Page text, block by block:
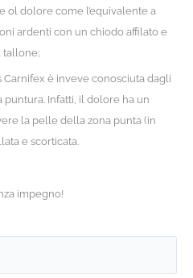
ol dolore come l’equivalente a
ardenti con un chiodo affilato e
tallone;
Carnifex è inveve conosciuta dagli
Infatti, il dolore ha un
la pelle della zona punta (in
e scorticata.
impegno!